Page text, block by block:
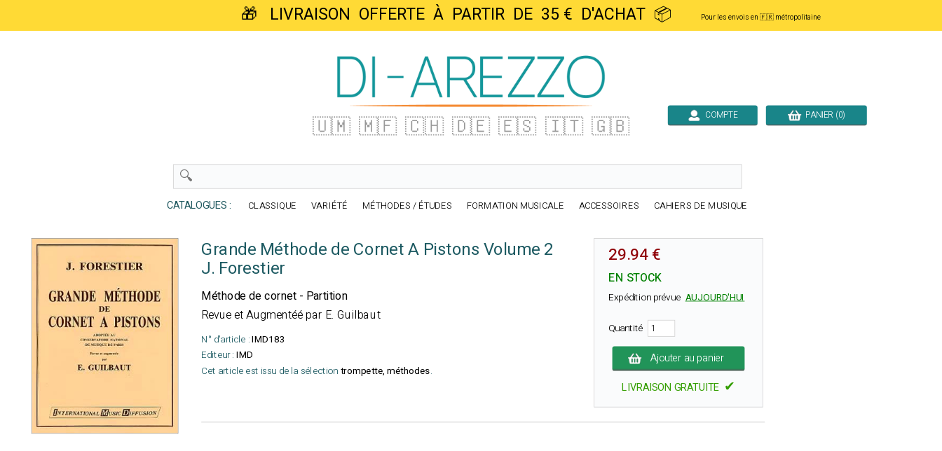
🎁 LIVRAISON OFFERTE À PARTIR DE 35 € D'ACHAT 📦 Pour les envois en 🇫🇷 métropolitaine
🇺🇲 🇲🇫 🇨🇭 🇩🇪 🇪🇸 🇮🇹 🇬🇧 COMPTE PANIER (0)
CATALOGUES : CLASSIQUE VARIÉTÉ MÉTHODES / ÉTUDES FORMATION MUSICALE ACCESSOIRES CAHIERS DE MUSIQUE
Grande Méthode de Cornet A Pistons Volume 2
J. Forestier
Méthode de cornet - Partition
Revue et Augmentéé par E. Guilbaut
N° d'article :IMD183
Editeur : IMD
Cet article est issu de la sélection trompette, méthodes.
29.94 €
EN STOCK
Expédition prévueAUJOURD'HUI
Quantité
Ajouter au panier
LIVRAISON GRATUITE ✔